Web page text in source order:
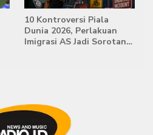
10 Kontroversi Piala
Dunia 2026, Perlakuan
Imigrasi AS Jadi Sorotan